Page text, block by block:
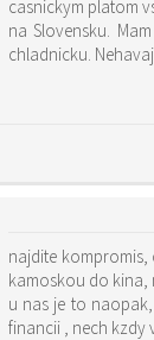
casnickym platom
na Slovensku.
chladnicku.
najdite
kamoskou do kina,
u nas je to
financii , nech kzdy